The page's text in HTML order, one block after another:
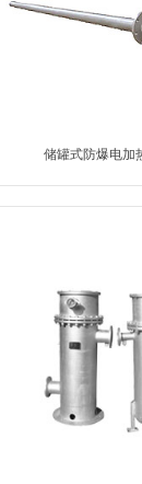
储罐式防爆电加
MORE